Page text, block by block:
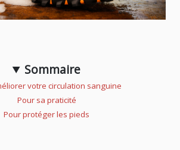
Sommaire
votre circulation sanguine
Pour sa praticité
Pour protéger les pieds